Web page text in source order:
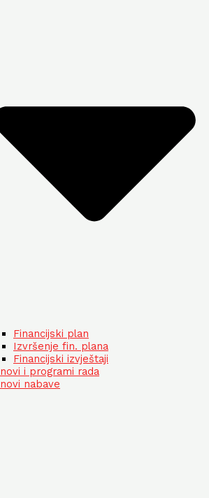
Financijski plan
Izvršenje fin. plana
Financijski izvještaji
i programi rada
nabave